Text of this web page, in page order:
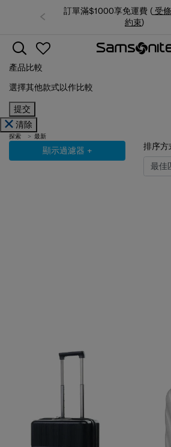
訂單滿$1000享免運費 ( 受
約束)
產品比較
選擇其他款式以作比較
提交
清除
探索 最新
顯示過濾器 + 排序方